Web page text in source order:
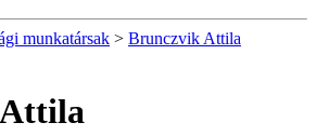
munkatársak > Brunczvik Attila